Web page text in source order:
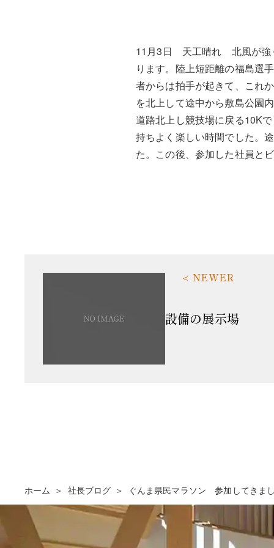
11月3日 天工晴れ 北風が強
ります。陸上短距離の福島選
者からは拍手が起きて、これ
を北上して途中から敷島公園
道路北上し競技場に戻る10K
持ちよく楽しい時間でした。
た。この後、参加した社員と
設備の展示場
ホーム 社長ブログ ぐんま県民マラソン 参加してきま